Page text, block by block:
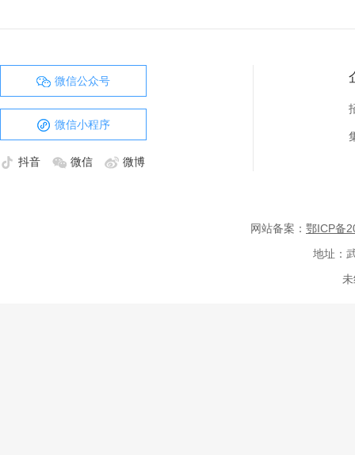
微信公众号
微信小程序
抖音 微信 微博
网站备案： 鄂ICP备
地址：